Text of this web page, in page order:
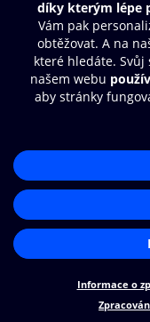
© O2 Czech Republic a.s.
Nákupní řád
Přístupnost
Cookies
Nastavení cookies